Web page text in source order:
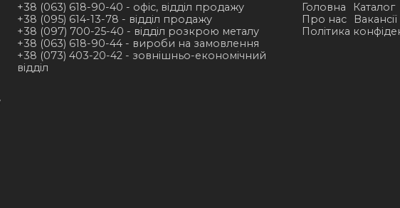
+38 (063) 618-90-40 - офіс, відділ продажу
+38 (095) 614-13-78 - відділ продажу
+38 (097) 700-25-40 - відділ розкрою металу
+38 (063) 618-90-44 - вироби на замовлення
+38 (073) 403-20-42 - зовнішньо-економічний
відділ
Головна Каталог
Про нас
Вакансії
Політика